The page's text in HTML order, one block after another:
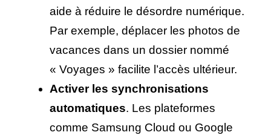
aide à réduire le désordre numérique.
Par exemple, déplacer les photos de
vacances dans un dossier nommé
« Voyages » facilite l’accès ultérieur.
Activer les synchronisations
automatiques. Les plateformes
comme Samsung Cloud ou Google